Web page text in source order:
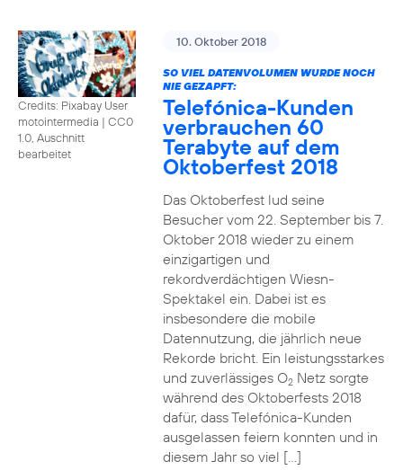
Credits: Pixabay User
motointermedia | CC0
1.0, Auschnitt
bearbeitet
10. Oktober 2018
SO VIEL DATENVOLUMEN WURDE NOCH
NIE GEZAPFT:
Telefónica-Kunden
verbrauchen 60
Terabyte auf dem
Oktoberfest 2018
Das Oktoberfest lud seine
Besucher vom 22. September bis 7.
Oktober 2018 wieder zu einem
einzigartigen und
rekordverdächtigen Wiesn-
Spektakel ein. Dabei ist es
insbesondere die mobile
Datennutzung, die jährlich neue
Rekorde bricht. Ein leistungsstarkes
und zuverlässiges O2Netz sorgte
während des Oktoberfests 2018
dafür, dass Telefónica-Kunden
ausgelassen feiern konnten und in
diesem Jahr so viel […]